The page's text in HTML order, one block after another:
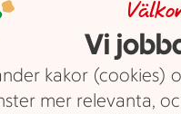
Vi
kakor (cookies)
mer relevanta,